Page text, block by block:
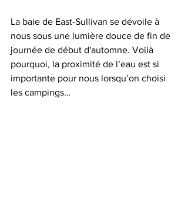
La baie de East-Sullivan se dévoile à
nous sous une lumière douce de fin de
journée de début d'automne. Voilà
pourquoi, la proximité de l’eau est si
importante pour nous lorsqu’on choisi
les campings…